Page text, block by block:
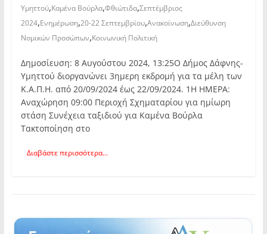
Υμηττού,Καμένα Βούρλα,Φθιώτιδα,Σεπτέμβριος
2024,Ενημέρωση,20-22 Σεπτεμβρίου,Ανακοίνωση,Διεύθυνση
Νομικών Προσώπων,Κοινωνική Πολιτική
Δημοσίευση: 8 Αυγούστου 2024, 13:25Ο Δήμος Δάφνης-
Υμηττού διοργανώνει 3ημερη εκδρομή για τα μέλη των
Κ.Α.Π.Η. από 20/09/2024 έως 22/09/2024. 1Η ΗΜΕΡΑ:
Αναχώρηση 09:00 Περιοχή Σχηματαρίου για ημίωρη
στάση Συνέχεια ταξιδιού για Καμένα Βούρλα
Τακτοποίηση στο
Διαβάστε περισσότερα...